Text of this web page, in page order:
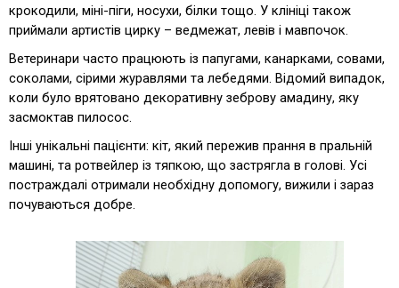
крокодили, міні-піги, носухи, білки тощо. У клініці також
приймали артистів цирку – ведмежат, левів і мавпочок.
Ветеринари часто працюють із папугами, канарками, совами,
соколами, сірими журавлями та лебедями. Відомий випадок,
коли було врятовано декоративну зеброву амадину, яку
засмоктав пилосос.
Інші унікальні пацієнти: кіт, який пережив прання в пральній
машині, та ротвейлер із тяпкою, що застрягла в голові. Усі
постраждалі отримали необхідну допомогу, вижили і зараз
почуваються добре.